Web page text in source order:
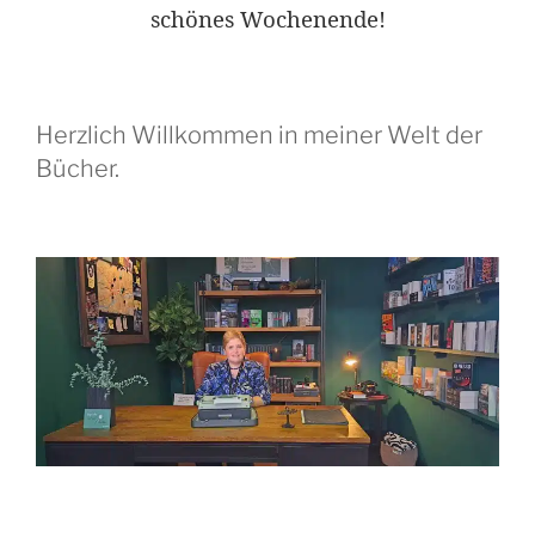
schönes Wochenende!
Herzlich Willkommen in meiner Welt der
Bücher.